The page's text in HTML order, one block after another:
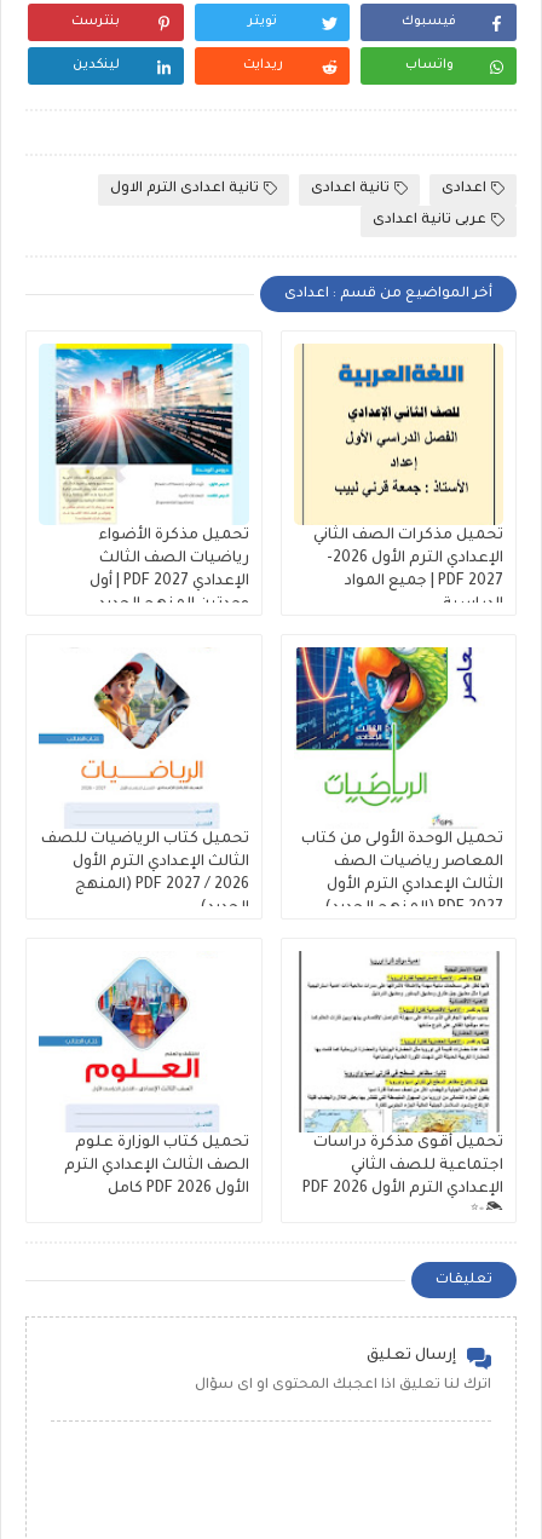
فيسبوك تويتر بنترست
واتساب ريدايت لينكدين
اعدادى تانية اعدادى
تانية اعدادى الترم الاول
عربى تانية اعدادى
أخر المواضيع من قسم : اعدادى
تحميل مذكرات الصف الثاني
الإعدادي الترم الأول 2026-
2027 PDF | جميع المواد
الدراسية
تحميل مذكرة الأضواء
رياضيات الصف الثالث
الإعدادي 2027 PDF | أول
وحدتين المنهج الجديد
تحميل الوحدة الأولى من كتاب
المعاصر رياضيات الصف
الثالث الإعدادي الترم الأول
2027 PDF (المنهج الجديد)
تحميل كتاب الرياضيات للصف
الثالث الإعدادي الترم الأول
2026 / 2027 PDF (المنهج
الجديد)
تحميل أقوى مذكرة دراسات
اجتماعية للصف الثاني
الإعدادي الترم الأول 2026 PDF
📚✨
تحميل كتاب الوزارة علوم
الصف الثالث الإعدادي الترم
الأول 2026 PDF كامل
تعليقات
إرسال تعليق
اترك لنا تعليق اذا اعجبك المحتوى او اى سؤال